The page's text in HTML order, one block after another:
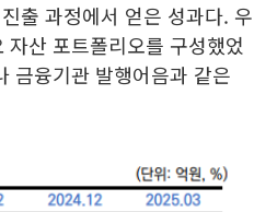
출 과정에서 얻은 성과다. 우
산 포트폴리오를 구성했었
금융기관 발행어음과 같은